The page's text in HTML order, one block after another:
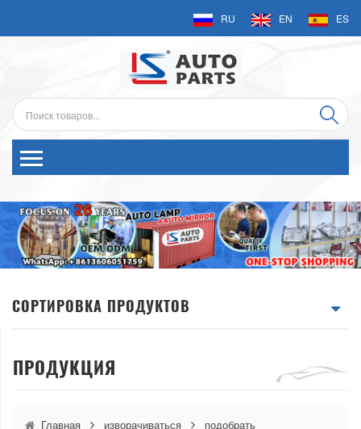
RU EN ES
СОРТИРОВКА ПРОДУКТОВ
ПРОДУКЦИЯ
Главная изворачиваться подобрать